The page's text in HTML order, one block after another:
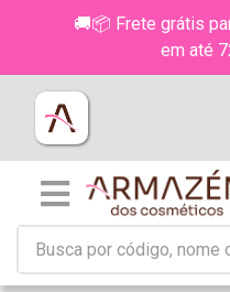
🚚📦 Frete grátis
em até